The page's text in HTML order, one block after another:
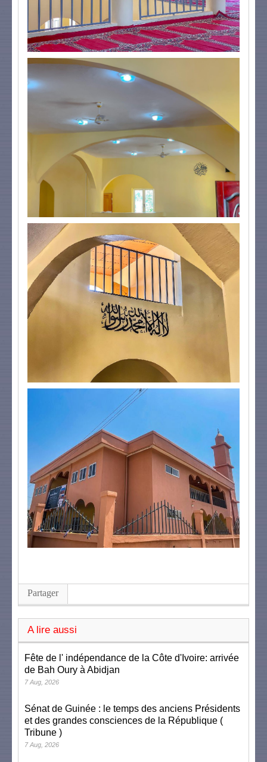
Partager
A lire aussi
Fête de l' indépendance de la Côte d'Ivoire: arrivée
de Bah Oury à Abidjan
7 Aug, 2026
Sénat de Guinée : le temps des anciens Présidents
et des grandes consciences de la République (
Tribune )
7 Aug, 2026